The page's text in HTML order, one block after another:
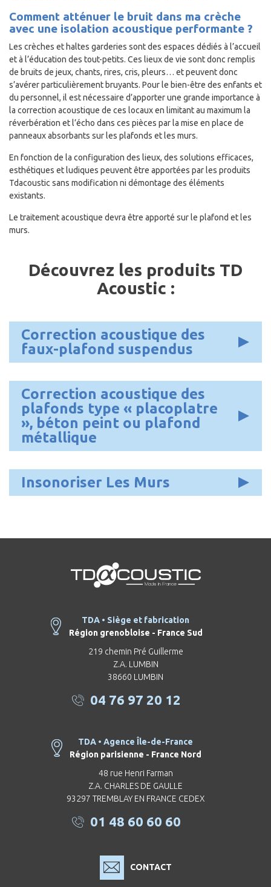
Comment atténuer le bruit dans ma crèche
avec une isolation acoustique performante ?
Les crèches et haltes garderies sont des espaces dédiés à l’accueil
et à l’éducation des tout-petits. Ces lieux de vie sont donc remplis
de bruits de jeux, chants, rires, cris, pleurs… et peuvent donc
s’avérer particulièrement bruyants. Pour le bien-être des enfants et
du personnel, il est nécessaire d’apporter une grande importance à
la correction acoustique de ces locaux en limitant au maximum la
réverbération et l’écho dans ces pièces par la mise en place de
panneaux absorbants sur les plafonds et les murs.
En fonction de la configuration des lieux, des solutions efficaces,
esthétiques et ludiques peuvent être apportées par les produits
Tdacoustic sans modification ni démontage des éléments
existants.
Le traitement acoustique devra être apporté sur le plafond et les
murs.
Découvrez les produits TD
Acoustic :
Correction acoustique des
faux-plafond suspendus
Correction acoustique des
plafonds type « placoplatre
», béton peint ou plafond
métallique
Insonoriser Les Murs
TDA • Siège et fabrication
Région grenobloise - France Sud
219 chemin Pré Guillerme
Z.A. LUMBIN
38660 LUMBIN
04 76 97 20 12
TDA • Agence Île-de-France
Région parisienne - France Nord
48 rue Henri Farman
Z.A. CHARLES DE GAULLE
93297 TREMBLAY EN FRANCE CEDEX
01 48 60 60 60
CONTACT